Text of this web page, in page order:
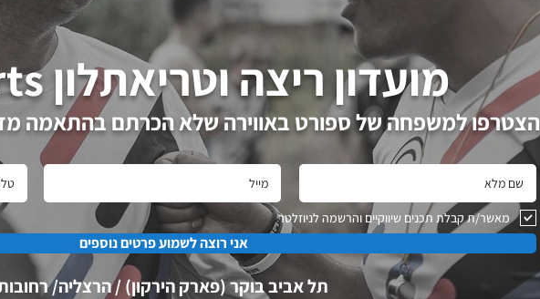
E-sports מועדון ריצה וטריאתלון
הצטרפו למשפחה של ספורט באווירה שלא הכרתם בהתאמה
מאשר/ת קבלת תכנים שיווקיים והרשמה לניוזלטר
אני רוצה לשמוע פרטים נוספים
תל אביב בוקר (פארק הירקון) / הרצליה/